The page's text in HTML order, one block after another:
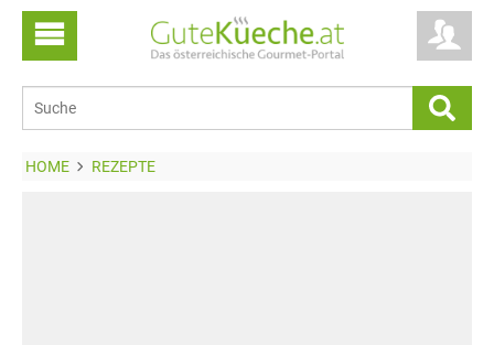
HOME REZEPTE